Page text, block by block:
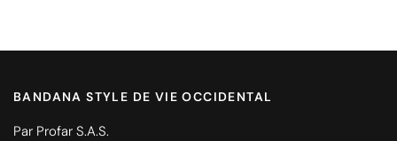
BANDANA STYLE DE VIE OCCIDENTAL
Par Profar S.A.S.